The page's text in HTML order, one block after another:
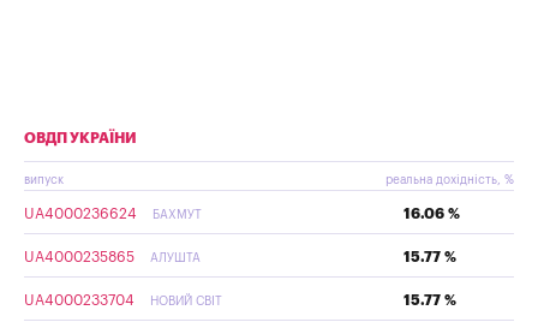
ОВДП УКРАЇНИ
випуск реальна дохідність, %
UA4000236624 БАХМУТ 16.06 %
UA4000235865 АЛУШТА 15.77 %
UA4000233704 НОВИЙ СВІТ 15.77 %